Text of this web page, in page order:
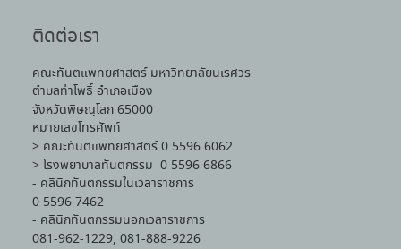
ติดต่อเรา
คณะทันตแพทยศาสตร์ มหาวิทยาลัยนเรศวร
ตำบลท่าโพธิ์ อำเภอเมือง
จังหวัดพิษณุโลก 65000
หมายเลขโทรศัพท์
> คณะทันตแพทยศาสตร์ 0 5596 6062
> โรงพยาบาลทันตกรรม 0 5596 6866
- คลินิกทันตกรรมในเวลาราชการ
0 5596 7462
- คลินิกทันตกรรมนอกเวลาราชการ
081-962-1229, 081-888-9226